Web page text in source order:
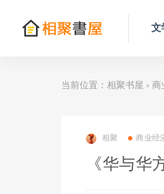
文
当前位置： 相聚书屋 > 商
相聚 商业经
《华与华